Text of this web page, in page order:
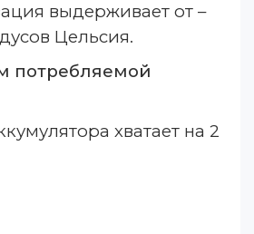
выдерживает от –
Цельсия.
потребляемой
хватает на 2